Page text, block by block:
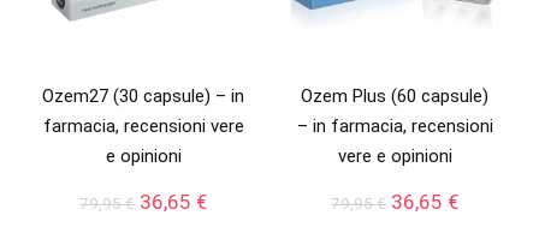
Ozem27 (30 capsule) – in
farmacia, recensioni vere
e opinioni
79,95€ Il
36,65 €Il
Ozem Plus (60 capsule)
– in farmacia, recensioni
vere e opinioni
79,95€ Il
36,65 €Il